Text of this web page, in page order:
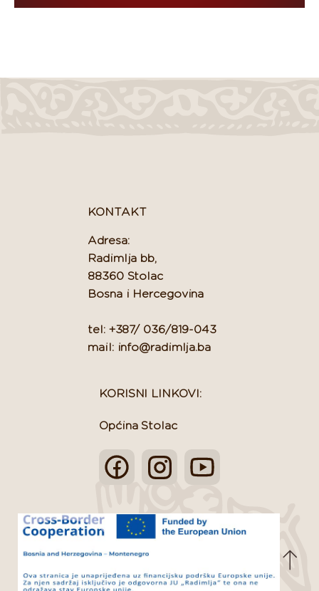
KONTAKT
Adresa:
Radimlja bb,
88360 Stolac
Bosna i Hercegovina
tel: +387/ 036/819-043
mail: info@radimlja.ba
KORISNI LINKOVI:
Općina Stolac